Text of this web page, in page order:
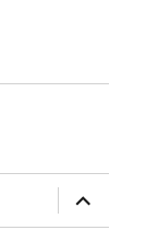
öffnen